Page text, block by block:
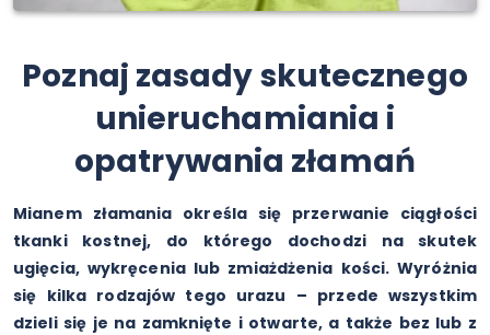
Poznaj zasady skutecznego
unieruchamiania i
opatrywania złamań
Mianem złamania określa się przerwanie ciągłości
tkanki kostnej, do którego dochodzi na skutek
ugięcia, wykręcenia lub zmiażdżenia kości. Wyróżnia
się kilka rodzajów tego urazu – przede wszystkim
dzieli się je na zamknięte i otwarte, a także bez lub z